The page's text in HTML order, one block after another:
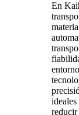
En
reducir